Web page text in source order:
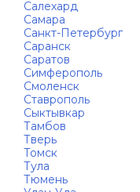
Салехард
Самара
Санкт-Петербург
Саранск
Саратов
Симферополь
Смоленск
Ставрополь
Сыктывкар
Тамбов
Тверь
Томск
Тула
Тюмень